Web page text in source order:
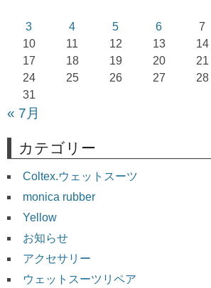
3
4 5 6 7
10
11 12 13 14
17
18 19 20 21
24
25 26 27 28
31
« 7月
カテゴリー
Coltex.ウェットスーツ
monica rubber
Yellow
お知らせ
アクセサリー
ウェットスーツリペア